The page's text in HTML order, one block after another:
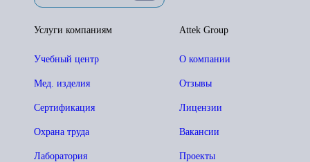
Attek Group
О компании
Отзывы
Лицензии
Вакансии
Проекты
Услуги компаниям
Учебный центр
Мед. изделия
Сертификация
Охрана труда
Лаборатория